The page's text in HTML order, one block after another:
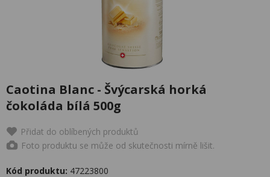
Caotina Blanc - Švýcarská horká
čokoláda bílá 500g
Přidat do oblíbených produktů
Foto produktu se může od skutečnosti mírně lišit.
Kód produktu: 47223800